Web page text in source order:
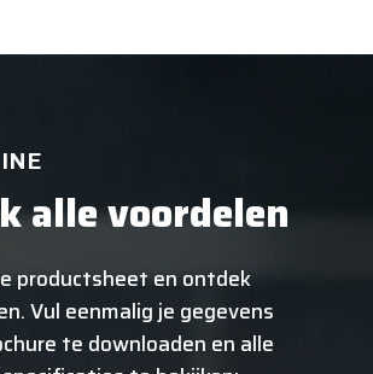
alle voordelen
productsheet en ontdek
Vul eenmalig je gegevens
te downloaden en alle